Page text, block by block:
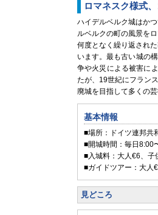
ロマネスク様式
ハイデルベルク城はか
ルベルクの町の風景を
何度となく繰り返され
います。最も古い城の
争や火災による被害に
たが、19世紀にフラン
廃城を目指して多くの
基本情報
■場所：ドイツ連邦共
■開城時間：毎日8:00
■入城料：大人€6、
■ガイドツアー：大人
見どころ